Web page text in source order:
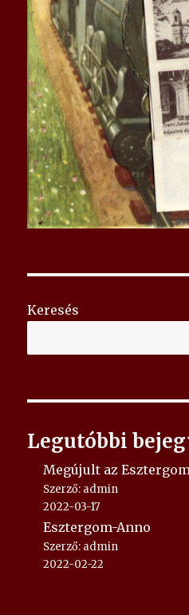
Keresés
Legutóbbi
Megújult az
Szerző: admin
2022-03-17
Esztergom-Anno
Szerző: admin
2022-02-22